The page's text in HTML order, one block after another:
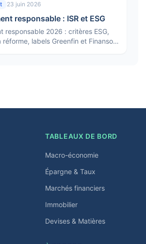
23 juin 2026
responsable : ISR et ESG
responsable 2026 : critères ESG,
réforme, labels Greenfin et Finansol,
TABLEAUX DE BORD
Macro-économie
Épargne & Taux
Marchés financiers
Immobilier
Devises & Matières